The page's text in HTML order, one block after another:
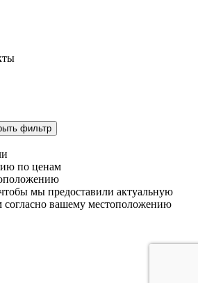
фильтр
по ценам
мы предоставили актуальную
вашему местоположению